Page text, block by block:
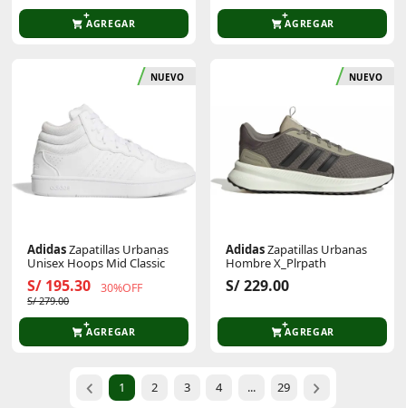
AGREGAR AGREGAR
NUEVO
AdidasZapatillas Urbanas
Unisex Hoops Mid Classic
S/ 195.30 30%OFF
S/ 279.00
AGREGAR
NUEVO
AdidasZapatillas Urbanas
Hombre X_Plrpath
S/ 229.00
AGREGAR
1 2 3 4 ... 29